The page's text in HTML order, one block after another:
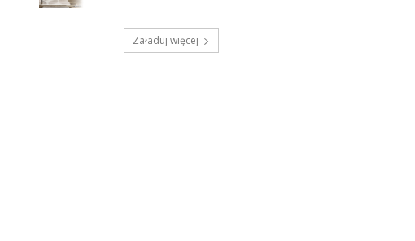
Załaduj więcej